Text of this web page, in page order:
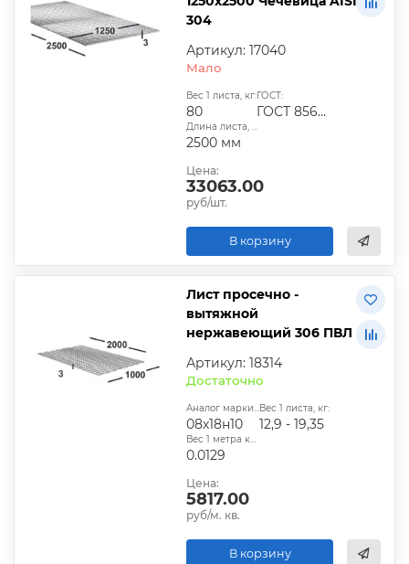
304
Артикул: 17040
Мало
Вес 1 листа, кг:
80
ГОСТ:
ГОСТ 8568-77
Длина листа, мм:
2500 мм
Цена:
33063.00
руб/шт.
В корзину
Лист просечно -
вытяжной
нержавеющий 306 ПВЛ
Артикул: 18314
Достаточно
Аналог марки стали:
08х18н10
Вес 1 листа, кг:
12,9 - 19,35
Вес 1 метра квадратного, т:
0.0129
Цена:
5817.00
руб/м. кв.
В корзину